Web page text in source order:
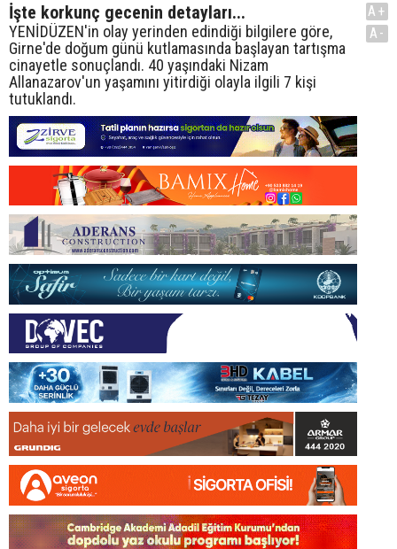
İşte korkunç gecenin detayları...
YENİDÜZEN'in olay yerinden edindiği bilgilere göre,
Girne'de doğum günü kutlamasında başlayan tartışma
cinayetle sonuçlandı. 40 yaşındaki Nizam
Allanazarov'un yaşamını yitirdiği olayla ilgili 7 kişi
tutuklandı.
A+
A-